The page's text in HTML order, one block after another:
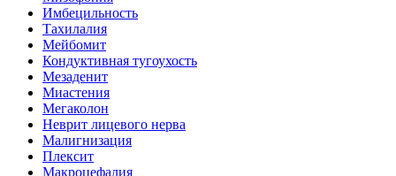
Имбецильность
Тахилалия
Мейбомит
Кондуктивная тугоухость
Мезаденит
Миастения
Мегаколон
Неврит лицевого нерва
Малигнизация
Плексит
Макроцефалия